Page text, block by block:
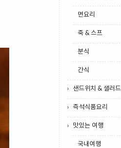
면요리
죽 & 스프
분식
간식
샌드위치 & 샐러드
즉석식품요리
맛있는 여행
국내여행